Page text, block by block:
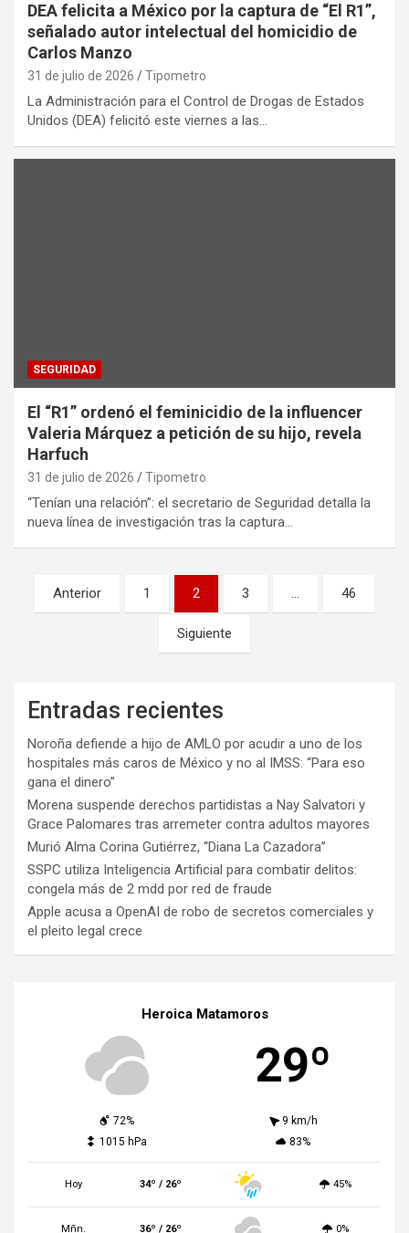
DEA felicita a México por la captura de “El R1”,
señalado autor intelectual del homicidio de
Carlos Manzo
31 de julio de 2026 Tipometro
La Administración para el Control de Drogas de Estados
Unidos (DEA) felicitó este viernes a las…
SEGURIDAD
El “R1” ordenó el feminicidio de la influencer
Valeria Márquez a petición de su hijo, revela
Harfuch
31 de julio de 2026 Tipometro
“Tenían una relación”: el secretario de Seguridad detalla la
nueva línea de investigación tras la captura…
Paginación
de
Anterior 1 2 3 … 46
Siguiente
Entradas recientes
Noroña defiende a hijo de AMLO por acudir a uno de los
hospitales más caros de México y no al IMSS: “Para eso
gana el dinero”
Morena suspende derechos partidistas a Nay Salvatori y
Grace Palomares tras arremeter contra adultos mayores
Murió Alma Corina Gutiérrez, “Diana La Cazadora”
SSPC utiliza Inteligencia Artificial para combatir delitos:
congela más de 2 mdd por red de fraude
Apple acusa a OpenAI de robo de secretos comerciales y
el pleito legal crece
Heroica Matamoros
29º
72%
9 km/h
1015 hPa
83%
Hoy 34º / 26º 45%
Mñn. 36º / 26º 0%